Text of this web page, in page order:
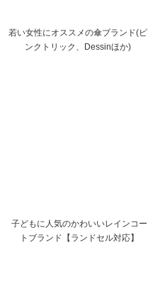
若い女性にオススメの傘ブランド(ピ
ンクトリック、Dessinほか)
子どもに人気のかわいいレインコー
トブランド【ランドセル対応】